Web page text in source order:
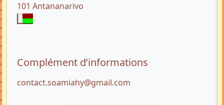
101 Antananarivo
Complément d’informations
contact.soamiahy@gmail.com